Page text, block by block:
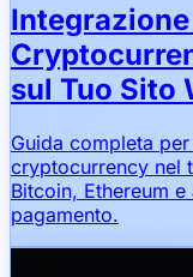
sul Tuo Sito
Guida completa
cryptocurrency nel
Bitcoin, Ethereum
pagamento.